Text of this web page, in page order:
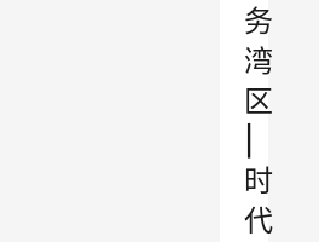
务
湾
区
时
代